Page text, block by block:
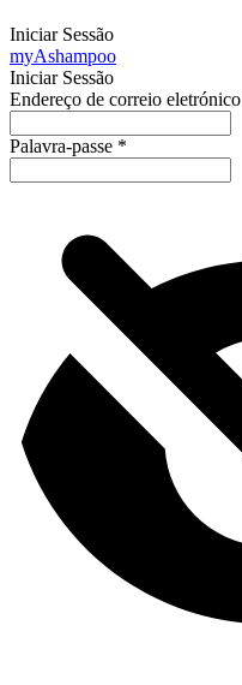
Iniciar Sessão
myAshampoo
Iniciar Sessão
Endereço de correio eletrónico
Palavra-passe *